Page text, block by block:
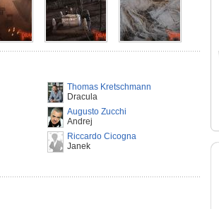
Thomas Kretschmann
Dracula
Augusto Zucchi
Andrej
Riccardo Cicogna
Janek